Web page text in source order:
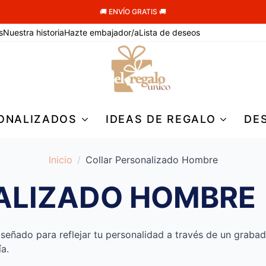
🚚 ENVÍO GRATIS 🚚
Nuestra historiaHazte embajador/aLista de deseos
IDEAS DE REGALO
Inicio Collar Personalizado Hombre
HOMBRE
para reflejar tu personalidad a través de un